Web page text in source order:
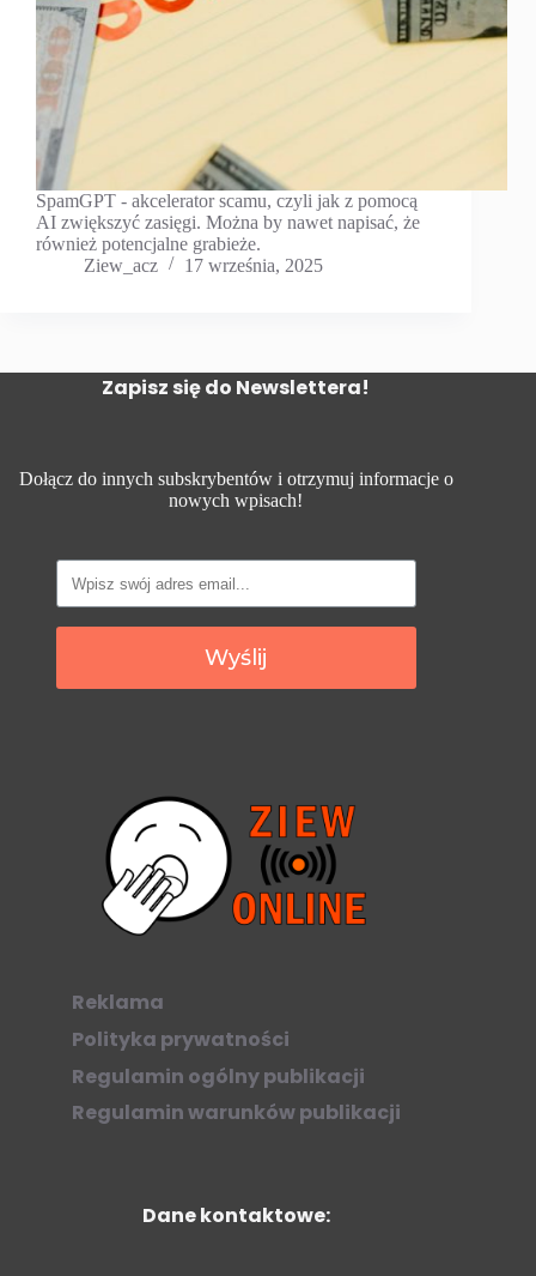
SpamGPT - akcelerator scamu, czyli jak z pomocą
AI zwiększyć zasięgi. Można by nawet napisać, że
również potencjalne grabieże.
Ziew_acz
17 września, 2025
Zapisz się do Newslettera!
Dołącz do innych subskrybentów i otrzymuj informacje o
nowych wpisach!
Wyślij
Reklama
Polityka prywatności
Regulamin ogólny publikacji
Regulamin warunków publikacji
Dane kontaktowe: